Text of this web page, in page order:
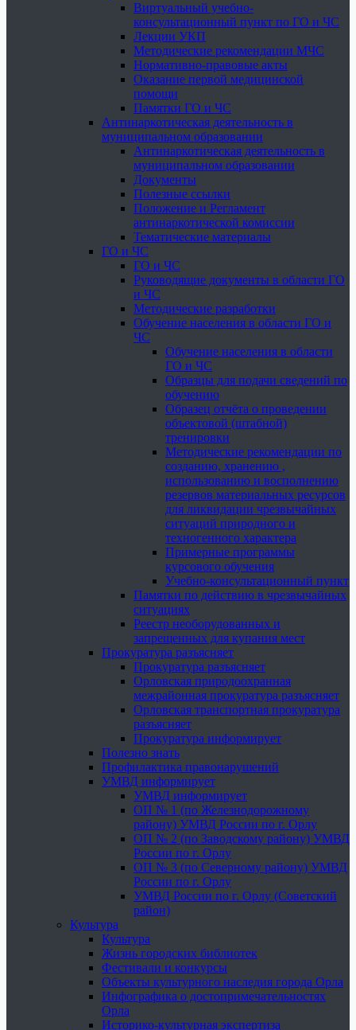
Виртуальный учебно-
консультационный пункт по ГО и ЧС
Лекции УКП
Методические рекомендации МЧС
Нормативно-правовые акты
Оказание первой медицинской
помощи
Памятки ГО и ЧС
Антинаркотическая деятельность в
муниципальном образовании
Антинаркотическая деятельность в
муниципальном образовании
Документы
Полезные ссылки
Положение и Регламент
антинаркотической комиссии
Тематические материалы
ГО и ЧС
ГО и ЧС
Руководящие документы в области ГО
и ЧС
Методические разработки
Обучение населения в области ГО и
ЧС
Обучение населения в области
ГО и ЧС
Образцы для подачи сведений по
обучению
Образец отчёта о проведении
объектовой (штабной)
тренировки
Методические рекомендации по
созданию, хранению ,
использованию и восполнению
резервов материальных ресурсов
для ликвидации чрезвычайных
ситуаций природного и
техногенного характера
Примерные программы
курсового обучения
Учебно-консультационный пункт
Памятки по действию в чрезвычайных
ситуациях
Реестр необорудованных и
запрещенных для купания мест
Прокуратура разъясняет
Прокуратура разъясняет
Орловская природоохранная
межрайонная прокуратура разъясняет
Орловская транспортная прокуратура
разъясняет
Прокуратура информирует
Полезно знать
Профилактика правонарушений
УМВД информирует
УМВД информирует
ОП № 1 (по Железнодорожному
району) УМВД России по г. Орлу
ОП № 2 (по Заводскому району) УМВД
России по г. Орлу
ОП № 3 (по Северному району) УМВД
России по г. Орлу
УМВД России по г. Орлу (Советский
район)
Культура
Культура
Жизнь городских библиотек
Фестивали и конкурсы
Объекты культурного наследия города Орла
Инфографика о достопримечательностях
Орла
Историко-культурная экспертиза